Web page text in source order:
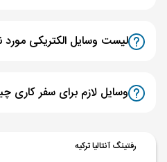
لیست وسایل الکتریکی
وسایل لازم برای سفر کاری
رفتینگ آنتالیا ترکیه